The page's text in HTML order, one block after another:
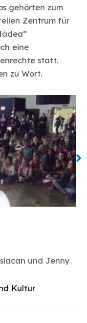
gehörten zum
Zentrum für
eine
statt.
zu Wort.
und Jenny
Kultur